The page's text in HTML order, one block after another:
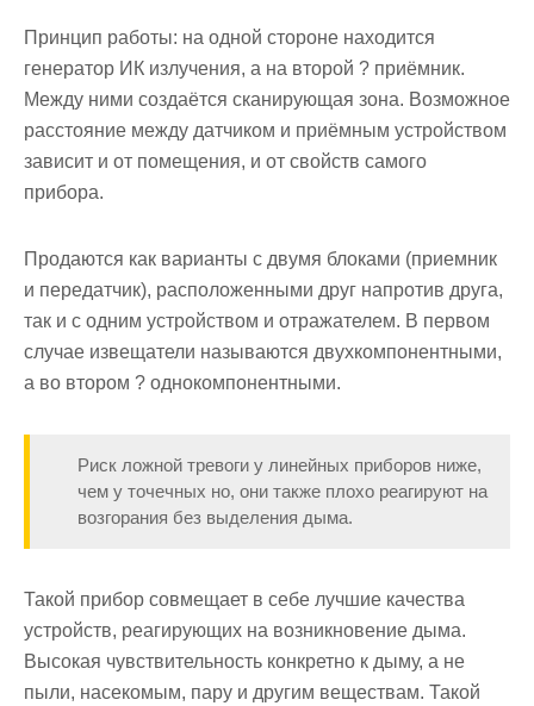
Принцип работы: на одной стороне находится
генератор ИК излучения, а на второй ? приёмник.
Между ними создаётся сканирующая зона. Возможное
расстояние между датчиком и приёмным устройством
зависит и от помещения, и от свойств самого
прибора.
Продаются как варианты с двумя блоками (приемник
и передатчик), расположенными друг напротив друга,
так и с одним устройством и отражателем. В первом
случае извещатели называются двухкомпонентными,
а во втором ? однокомпонентными.
Риск ложной тревоги у линейных приборов ниже,
чем у точечных но, они также плохо реагируют на
возгорания без выделения дыма.
Такой прибор совмещает в себе лучшие качества
устройств, реагирующих на возникновение дыма.
Высокая чувствительность конкретно к дыму, а не
пыли, насекомым, пару и другим веществам. Такой